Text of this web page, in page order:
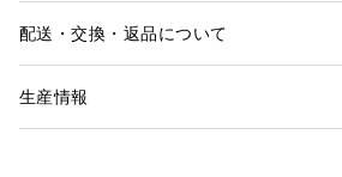
配送・交換・返品について
生産情報